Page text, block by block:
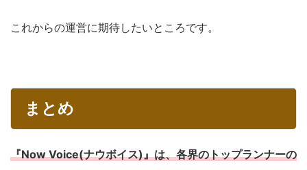
これからの運営に期待したいところです。
まとめ
『Now Voice(ナウボイス)』は、各界のトップランナーの